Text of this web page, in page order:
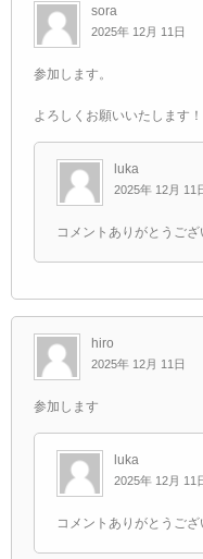
sora
2025年 12月 11日
参加します。
よろしくお願いいたします！
luka
2025年 12月 11
コメントありがとうご
hiro
2025年 12月 11日
参加します
luka
2025年 12月 11
コメントありがとうご